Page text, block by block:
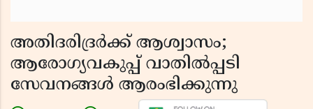
അതിദരിദ്രർക്ക് ആശ്വാസം;
ആരോഗ്യവകുപ്പ് വാതിൽപ്പടി
സേവനങ്ങൾ ആരംഭിക്കുന്നു